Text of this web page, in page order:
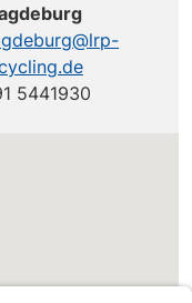
5441930